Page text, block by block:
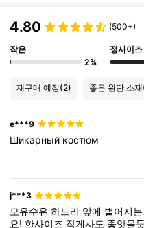
4.80 (500+)
작은
2%
정사이즈
재구매 예정(2) 좋은 원단 소재
e***9
Шикарный костюм
j***3
모유수유하느라 앞에 벌어지는
요! 한사이즈 작게사도 좋앗을듯